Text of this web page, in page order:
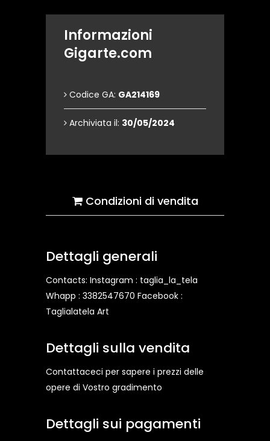
Informazioni
Gigarte.com
Codice GA: GA214169
Archiviata il: 30/05/2024
Condizioni di vendita
Dettagli generali
Contacts: Instagram : taglia_la_tela
Whapp : 3382547670 Facebook :
Taglialatela Art
Dettagli sulla vendita
Contattaceci per sapere i prezzi delle
opere di Vostro gradimento
Dettagli sui pagamenti